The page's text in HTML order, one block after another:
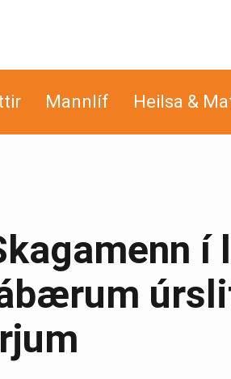
Mannlíf Heilsa &
í